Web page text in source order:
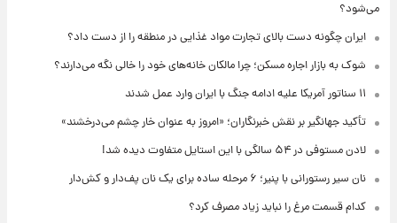
می‌شود؟
ایران چگونه دست بالای تجارت مواد غذایی در منطقه را از دست داد؟
شوک به بازار اجاره مسکن؛ چرا مالکان خانه‌های خود را خالی نگه می‌دارند؟
۱۱ سناتور آمریکا علیه ادامه جنگ با ایران وارد عمل شدند
تأکید جهانگیر بر نقش خبرنگاران؛ «امروز به عنوان خار چشم می‌درخشند»
لادن مستوفی در ۵۴ سالگی با این استایل متفاوت دیده شد!
نان سیر رستورانی با پنیر؛ ۶ مرحله ساده برای یک نان پف‌دار و کش‌دار
کدام قسمت مرغ را نباید زیاد مصرف کرد؟